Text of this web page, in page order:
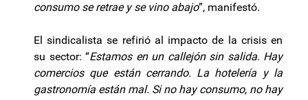
consumo se retrae y se vino abajo”, manifestó.
El sindicalista se refirió al impacto de la crisis en
su sector: “Estamos en un callejón sin salida. Hay
comercios que están cerrando. La hotelería y la
gastronomía están mal. Si no hay consumo, no hay